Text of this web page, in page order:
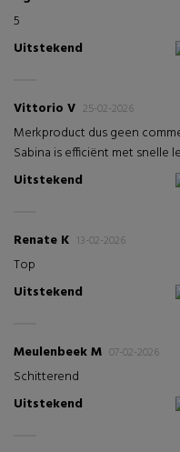
5
Uitstekend
Vittorio V 25-02-2026
Merkproduct dus geen
Sabina is efficiënt met snelle
Uitstekend
Renate K 13-02-2026
Top
Uitstekend
Meulenbeek M 07-02-2026
Schitterend
Uitstekend